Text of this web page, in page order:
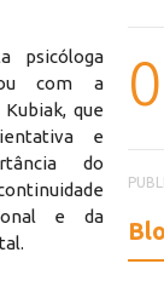
psicóloga
com a
que
e
do
e da